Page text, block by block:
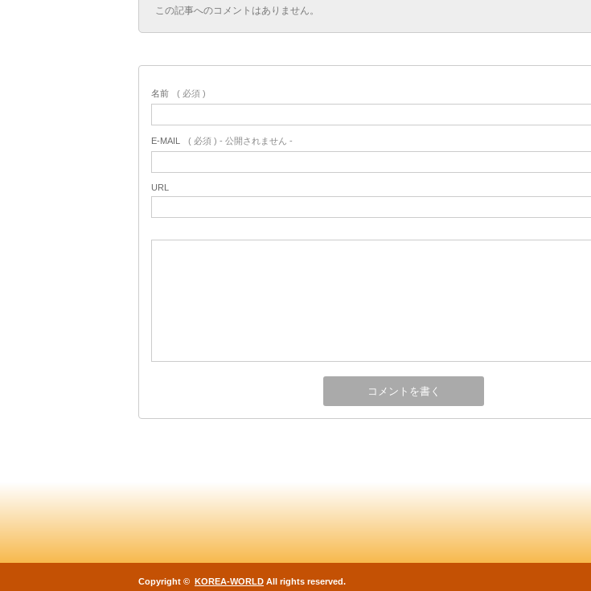
この記事へのコメントはありません。
名前 ( 必須 )
E-MAIL ( 必須 ) - 公開されません -
URL
Copyright © KOREA-WORLD All rights reserved.